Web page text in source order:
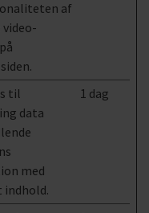
af
video-
til
data
med
indhold.
1 dag